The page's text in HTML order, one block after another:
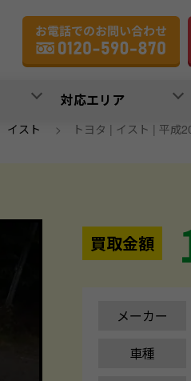
対応エリア
イスト >
トヨタ | イスト | 平成
買取金額
メーカー
車種